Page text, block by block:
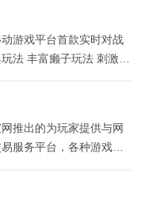
的pve任务、独具匠心的
械改造系统，为玩家打
结合aaa级包装质量的ai
游戏平台首款实时对战
法 丰富癞子玩法 刺激挑
以和好友拼倍数、拼财
推出的为玩家提供与网
服务平台，各种游戏
有，安全快速的交易服